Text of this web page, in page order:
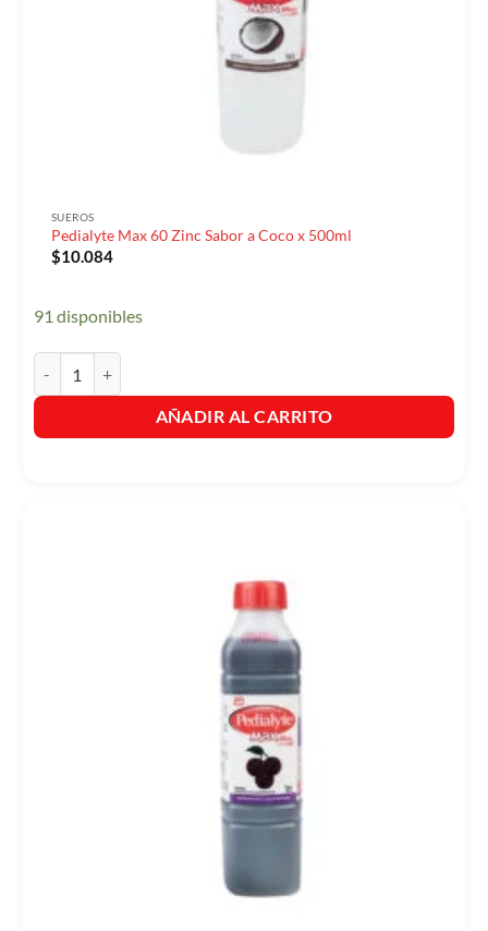
SUEROS
Pedialyte Max 60 Zinc Sabor a Coco x 500ml
$10.084
91 disponibles
AÑADIR AL CARRITO